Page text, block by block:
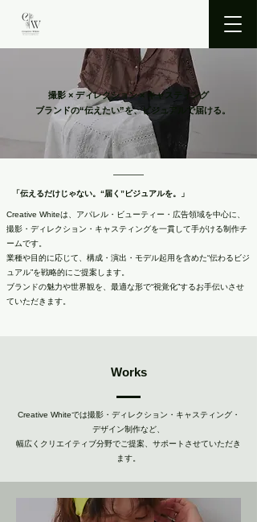
撮影 × ディレクション × キャスティング
ブランドの“伝えたい”を、ビジュアルで届ける。
「伝えるだけじゃない。“届く”ビジュアルを。」
Creative Whiteは、アパレル・ビューティー・広告領域を中心に、
撮影・ディレクション・キャスティングを一貫して手がける制作チ
ームです。
業種や目的に応じて、構成・演出・モデル起用を含めた“伝わるビジ
ュアル”を戦略的にご提案します。
ブランドの魅力や世界観を、最適な形で“視覚化”するお手伝いさせ
ていただきます。
​Works
Creative Whiteでは撮影・ディレクション・キャスティング・
デザイン制作など、
​幅広くクリエイティブ分野でご提案、サポートさせていただき
ます。